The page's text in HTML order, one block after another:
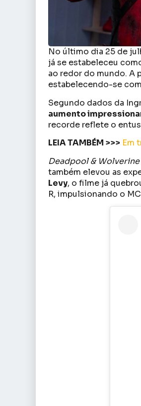
No último dia 25 de
já se estabeleceu
ao redor do mundo. A
estabelecendo-se
Segundo dados da
aumento
recorde reflete o
LEIA TAMBÉM >>> Em
Deadpool & Wolverine
também elevou as
Levy, o filme já
R, impulsionando o